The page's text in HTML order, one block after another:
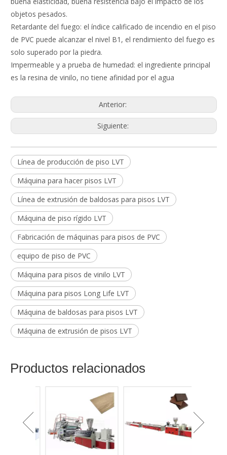
objetos pesados.
Retardante del fuego: el índice calificado de incendio en el piso
de PVC puede alcanzar el nivel B1, el rendimiento del fuego es
solo superado por la piedra.
Impermeable y a prueba de humedad: el ingrediente principal
es la resina de vinilo, no tiene afinidad por el agua
Anterior:
Siguiente:
Línea de producción de piso LVT
Máquina para hacer pisos LVT
Línea de extrusión de baldosas para pisos LVT
Máquina de piso rígido LVT
Fabricación de máquinas para pisos de PVC
equipo de piso de PVC
Máquina para pisos de vinilo LVT
Máquina para pisos Long Life LVT
Máquina de baldosas para pisos LVT
Máquina de extrusión de pisos LVT
Productos relacionados